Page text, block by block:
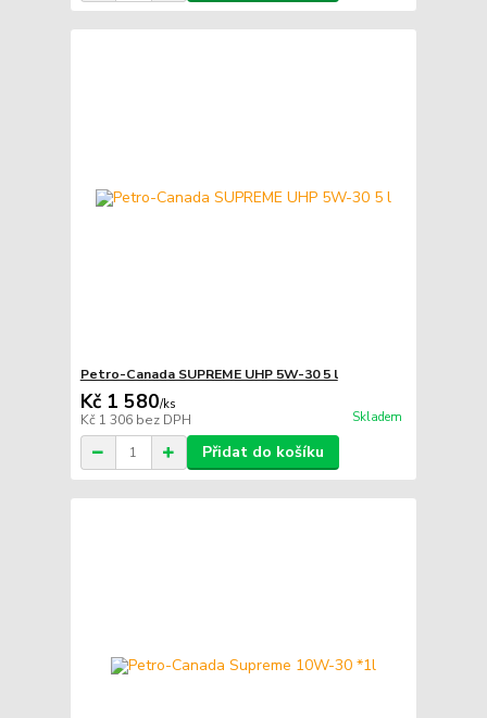
Petro-Canada SUPREME UHP 5W-30 5 l
Kč 1 580/ks
Kč 1 306 bez DPH Skladem
Přidat do košíku